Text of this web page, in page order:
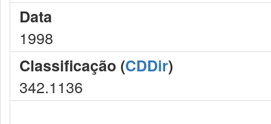
Data
1998
Classificação (CDDir)
342.1136